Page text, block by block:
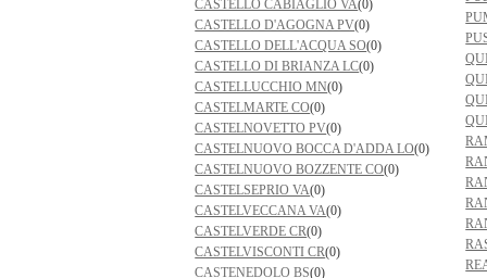
CASTELLO CABIAGLIO VA(0)
CASTELLO D'AGOGNA PV(0)
CASTELLO DELL'ACQUA SO(0)
CASTELLO DI BRIANZA LC(0)
CASTELLUCCHIO MN(0)
CASTELMARTE CO(0)
CASTELNOVETTO PV(0)
CASTELNUOVO BOCCA D'ADDA LO(0)
CASTELNUOVO BOZZENTE CO(0)
CASTELSEPRIO VA(0)
CASTELVECCANA VA(0)
CASTELVERDE CR(0)
CASTELVISCONTI CR(0)
CASTENEDOLO BS(0)